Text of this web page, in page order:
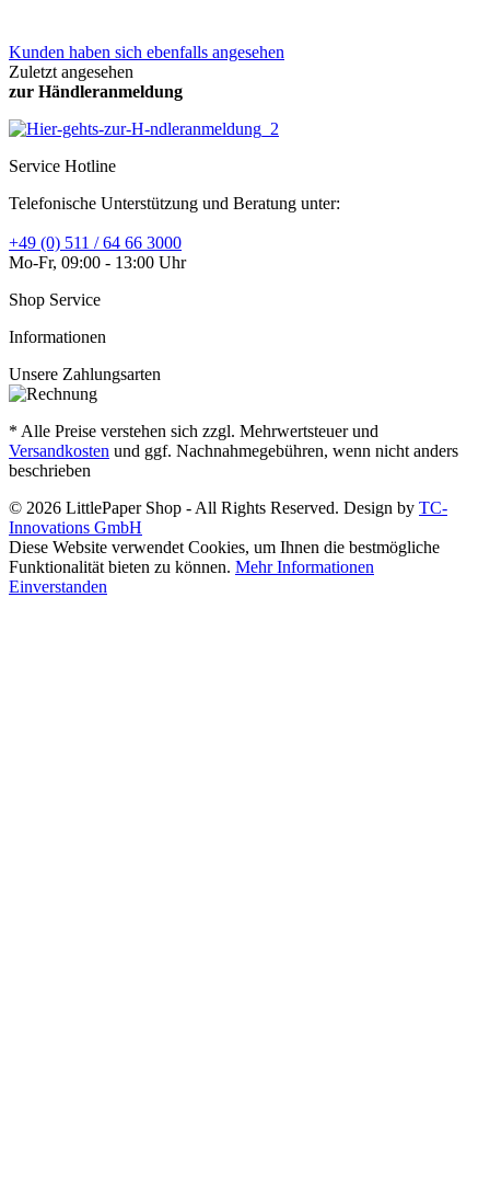
Kunden haben sich ebenfalls angesehen
Zuletzt angesehen
zur Händleranmeldung
Service Hotline
Telefonische Unterstützung und Beratung unter:
+49 (0) 511 / 64 66 3000
Mo-Fr, 09:00 - 13:00 Uhr
Shop Service
Informationen
Unsere Zahlungsarten
* Alle Preise verstehen sich zzgl. Mehrwertsteuer und
Versandkosten und ggf. Nachnahmegebühren, wenn nicht anders
beschrieben
© 2026 LittlePaper Shop - All Rights Reserved. Design by TC-
Innovations GmbH
Diese Website verwendet Cookies, um Ihnen die bestmögliche
Funktionalität bieten zu können. Mehr Informationen
Einverstanden